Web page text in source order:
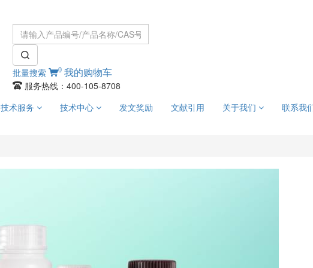
批量搜索 0我的购物车
服务热线：400-105-8708
技术服务 技术中心 发文奖励 文献引用 关于我们 联系我